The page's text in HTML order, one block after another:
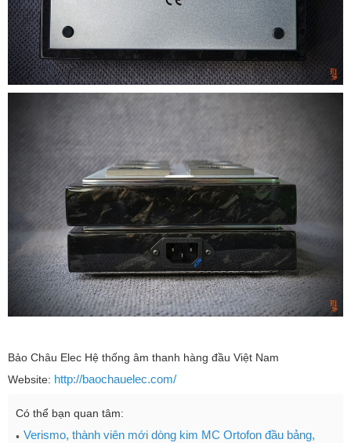
Bảo Châu Elec Hệ thống âm thanh hàng đầu Việt Nam
Website: http://baochauelec.com/
Có thể bạn quan tâm:
Verismo, thành viên mới dòng kim MC Ortofon đầu bảng,